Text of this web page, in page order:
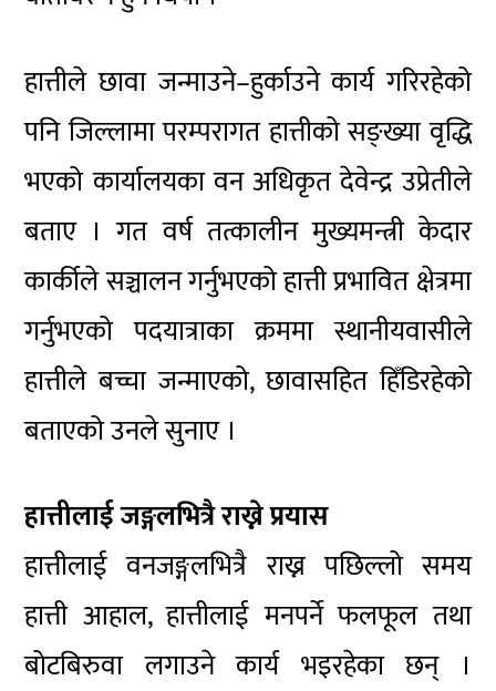
हात्तीले छावा जन्माउने–हुर्काउने कार्य गरिरहेको
पनि जिल्लामा परम्परागत हात्तीको सङ्ख्या वृद्धि
भएको कार्यालयका वन अधिकृत देवेन्द्र उप्रेतीले
बताए । गत वर्ष तत्कालीन मुख्यमन्त्री केदार
कार्कीले सञ्चालन गर्नुभएको हात्ती प्रभावित क्षेत्रमा
गर्नुभएको पदयात्राका क्रममा स्थानीयवासीले
हात्तीले बच्चा जन्माएको, छावासहित हिँडिरहेको
बताएको उनले सुनाए ।
हात्तीलाई जङ्गलभित्रै राख्ने प्रयास
हात्तीलाई वनजङ्गलभित्रै राख्न पछिल्लो समय
हात्ती आहाल, हात्तीलाई मनपर्ने फलफूल तथा
बोटबिरुवा लगाउने कार्य भइरहेका छन् ।